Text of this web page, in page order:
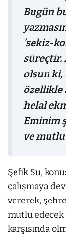
Bugün
'sekiz-
süreçtir.
olsun ki,
özellikle
helal
Eminim
ve
Şefik Su,
çalışmaya
vererek,
mutlu edecek
karşısında